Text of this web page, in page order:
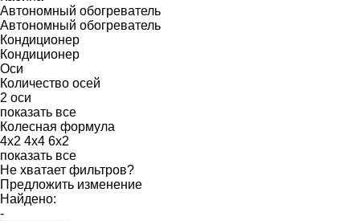
Автономный обогреватель
Автономный обогреватель
Кондиционер
Кондиционер
Оси
Количество осей
2 оси
показать все
Колесная формула
4x2 4x4 6x2
показать все
Не хватает фильтров?
Предложить изменение
Найдено:
-